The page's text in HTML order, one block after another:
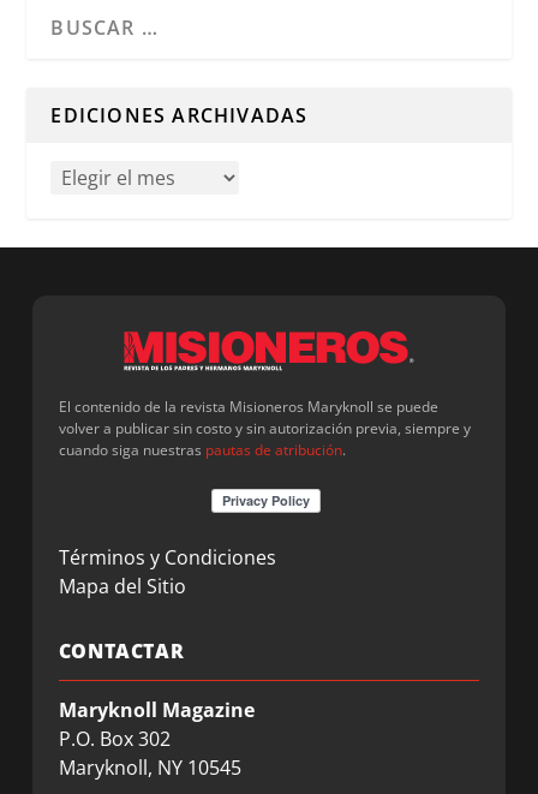
EDICIONES ARCHIVADAS
El contenido de la revista Misioneros Maryknoll se puede
volver a publicar sin costo y sin autorización previa, siempre y
cuando siga nuestras pautas de atribución.
Términos y Condiciones
Mapa del Sitio
CONTACTAR
Maryknoll Magazine
P.O. Box 302
Maryknoll, NY 10545